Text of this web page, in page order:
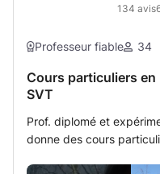
134 avis
Professeur fiable 34
Cours particuliers
SVT
Prof. diplomé et
donne des cours